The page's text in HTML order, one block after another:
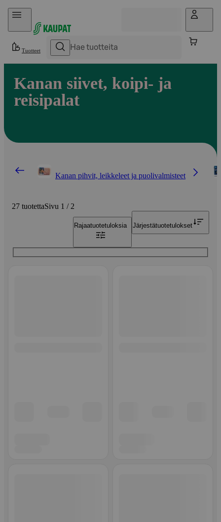
Hyppää sisältöön
Tuotteet
Kanan siivet, koipi- ja
reisipalat
Kanan pihvit, leikkeleet ja puolivalmisteet
27 tuotettaSivu 1 / 2
Rajaatuotetuloksia Järjestätuotetulokset